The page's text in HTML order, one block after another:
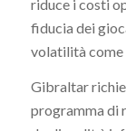
riduce i costi
fiducia dei
volatilità come
Gibraltar
programma di